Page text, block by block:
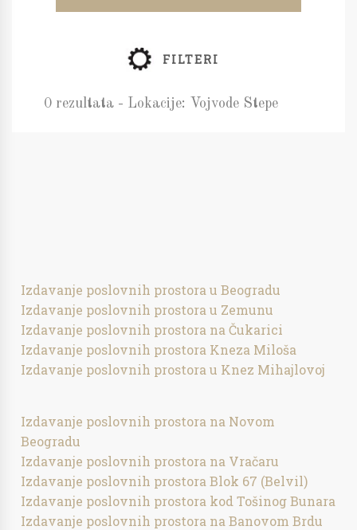
FILTERI
0 rezultata - Lokacije: Vojvode Stepe
Izdavanje poslovnih prostora u Beogradu
Izdavanje poslovnih prostora u Zemunu
Izdavanje poslovnih prostora na Čukarici
Izdavanje poslovnih prostora Kneza Miloša
Izdavanje poslovnih prostora u Knez Mihajlovoj
Izdavanje poslovnih prostora na Novom
Beogradu
Izdavanje poslovnih prostora na Vračaru
Izdavanje poslovnih prostora Blok 67 (Belvil)
Izdavanje poslovnih prostora kod Tošinog Bunara
Izdavanje poslovnih prostora na Banovom Brdu